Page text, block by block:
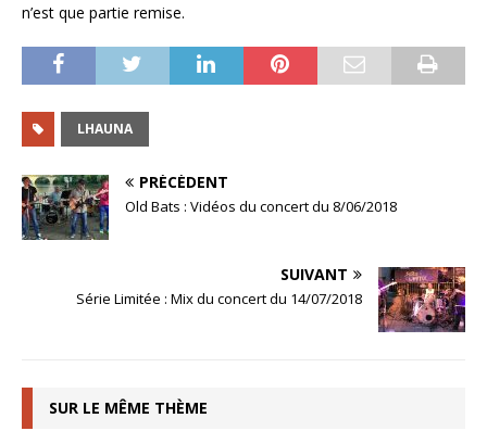
n’est que partie remise.
LHAUNA
PRÉCÉDENT
Old Bats : Vidéos du concert du 8/06/2018
SUIVANT
Série Limitée : Mix du concert du 14/07/2018
SUR LE MÊME THÈME